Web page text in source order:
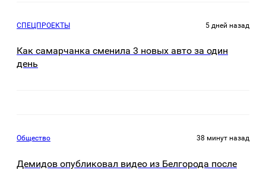
СПЕЦПРОЕКТЫ 5 дней назад
Как самарчанка сменила 3 новых авто за один
день
Общество 38 минут назад
Демидов опубликовал видео из Белгорода после